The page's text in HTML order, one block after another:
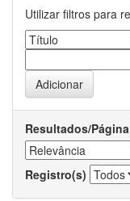
Utilizar filtros para
Resultados/Página
Registro(s)